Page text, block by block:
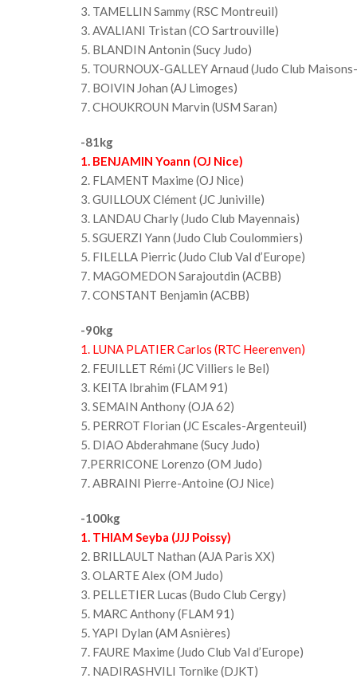
3. TAMELLIN Sammy (RSC Montreuil)
3. AVALIANI Tristan (CO Sartrouville)
5. BLANDIN Antonin (Sucy Judo)
5. TOURNOUX-GALLEY Arnaud (Judo Club
7. BOIVIN Johan (AJ Limoges)
7. CHOUKROUN Marvin (USM Saran)
-81kg
1. BENJAMIN Yoann (OJ Nice)
2. FLAMENT Maxime (OJ Nice)
3. GUILLOUX Clément (JC Juniville)
3. LANDAU Charly (Judo Club Mayennais)
5. SGUERZI Yann (Judo Club Coulommiers)
5. FILELLA Pierric (Judo Club Val d’Europe)
7. MAGOMEDON Sarajoutdin (ACBB)
7. CONSTANT Benjamin (ACBB)
-90kg
1. LUNA PLATIER Carlos (RTC Heerenven)
2. FEUILLET Rémi (JC Villiers le Bel)
3. KEITA Ibrahim (FLAM 91)
3. SEMAIN Anthony (OJA 62)
5. PERROT Florian (JC Escales-Argenteuil)
5. DIAO Abderahmane (Sucy Judo)
7.PERRICONE Lorenzo (OM Judo)
7. ABRAINI Pierre-Antoine (OJ Nice)
-100kg
1. THIAM Seyba (JJJ Poissy)
2. BRILLAULT Nathan (AJA Paris XX)
3. OLARTE Alex (OM Judo)
3. PELLETIER Lucas (Budo Club Cergy)
5. MARC Anthony (FLAM 91)
5. YAPI Dylan (AM Asnières)
7. FAURE Maxime (Judo Club Val d’Europe)
7. NADIRASHVILI Tornike (DJKT)